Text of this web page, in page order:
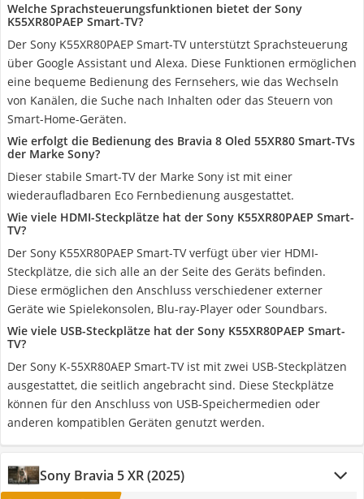
Welche Sprachsteuerungsfunktionen bietet der Sony
K55XR80PAEP Smart-TV?
Der Sony K55XR80PAEP Smart-TV unterstützt Sprachsteuerung
über Google Assistant und Alexa. Diese Funktionen ermöglichen
eine bequeme Bedienung des Fernsehers, wie das Wechseln
von Kanälen, die Suche nach Inhalten oder das Steuern von
Smart-Home-Geräten.
Wie erfolgt die Bedienung des Bravia 8 Oled 55XR80 Smart-TVs
der Marke Sony?
Dieser stabile Smart-TV der Marke Sony ist mit einer
wiederaufladbaren Eco Fernbedienung ausgestattet.
Wie viele HDMI-Steckplätze hat der Sony K55XR80PAEP Smart-
TV?
Der Sony K55XR80PAEP Smart-TV verfügt über vier HDMI-
Steckplätze, die sich alle an der Seite des Geräts befinden.
Diese ermöglichen den Anschluss verschiedener externer
Geräte wie Spielekonsolen, Blu-ray-Player oder Soundbars.
Wie viele USB-Steckplätze hat der Sony ‎K55XR80PAEP Smart-
TV?
Der Sony K-55XR80AEP Smart-TV ist mit zwei USB-Steckplätzen
ausgestattet, die seitlich angebracht sind. Diese Steckplätze
können für den Anschluss von USB-Speichermedien oder
anderen kompatiblen Geräten genutzt werden.
Sony Bravia 5 XR (2025)